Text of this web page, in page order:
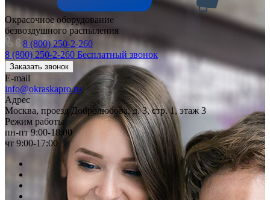
Окрасочное оборудование
безвоздушного распыления
8 (800) 250-2-260
8 (800) 250-2-260 Бесплатный звонок
Заказать звонок
E-mail
info@okraskapro.ru
Адрес
Москва, проезд Добролюбова, д. 3, стр. 1, этаж 3
Режим работы
пн-пт 9:00-18:00
чт 9:00-17:00